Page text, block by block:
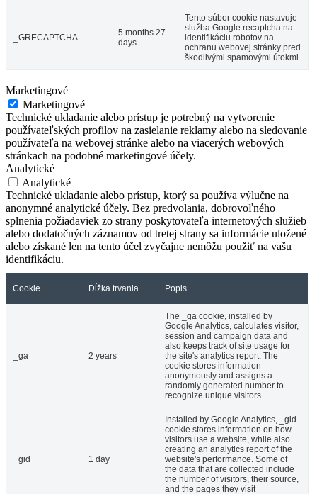
_GRECAPTCHA
5 months 27
days
Tento súbor cookie nastavuje
služba Google recaptcha na
identifikáciu robotov na
ochranu webovej stránky pred
škodlivými spamovými útokmi.
Marketingové
Marketingové
Technické ukladanie alebo prístup je potrebný na vytvorenie
používateľských profilov na zasielanie reklamy alebo na sledovanie
používateľa na webovej stránke alebo na viacerých webových
stránkach na podobné marketingové účely.
Analytické
Analytické
Technické ukladanie alebo prístup, ktorý sa používa výlučne na
anonymné analytické účely. Bez predvolania, dobrovoľného
splnenia požiadaviek zo strany poskytovateľa internetových služieb
alebo dodatočných záznamov od tretej strany sa informácie uložené
alebo získané len na tento účel zvyčajne nemôžu použiť na vašu
identifikáciu.
Cookie Dĺžka trvania Popis
_ga 2 years
The _ga cookie, installed by
Google Analytics, calculates visitor,
session and campaign data and
also keeps track of site usage for
the site's analytics report. The
cookie stores information
anonymously and assigns a
randomly generated number to
recognize unique visitors.
_gid 1 day
Installed by Google Analytics, _gid
cookie stores information on how
visitors use a website, while also
creating an analytics report of the
website's performance. Some of
the data that are collected include
the number of visitors, their source,
and the pages they visit